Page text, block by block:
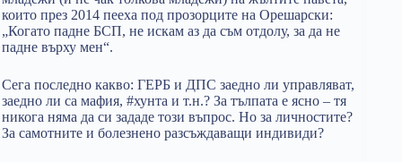
които през 2014 пееха под прозорците на Орешарски:
„Когато падне БСП, не искам аз да съм отдолу, за да не
падне върху мен“.
Сега последно какво: ГЕРБ и ДПС заедно ли управляват,
заедно ли са мафия, #хунта и т.н.? За тълпата е ясно – тя
никога няма да си зададе този въпрос. Но за личностите?
За самотните и болезнено разсъждаващи индивиди?